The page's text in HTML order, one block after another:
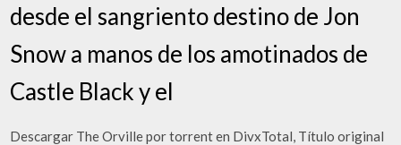
desde el sangriento destino de Jon
Snow a manos de los amotinados de
Castle Black y el
Descargar The Orville por torrent en DivxTotal, Título original